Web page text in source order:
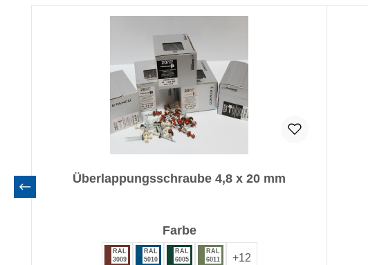
Überlappungsschraube 4,8 x 20 mm
Farbeauswählen
RAL
3009
RAL
5010
RAL
6005
RAL
6011
+12